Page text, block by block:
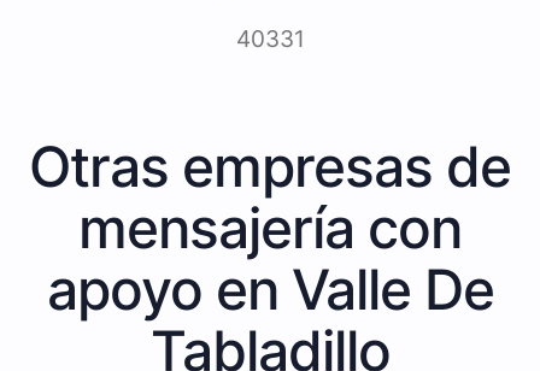
40331
Otras empresas de
mensajería con
apoyo en Valle De
Tabladillo